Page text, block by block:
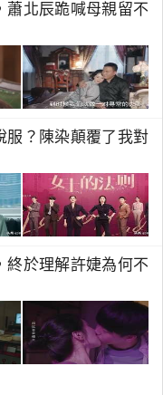
蕭北辰跪喊母親留不
服？陳染顛覆了我對
終於理解許婕為何不